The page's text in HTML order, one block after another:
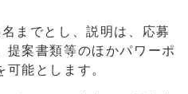
とし、説明は、応募
提案書類等のほかパワーポ
能とします。